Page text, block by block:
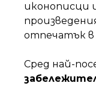
иконописци
отпечатък в
Сред най-